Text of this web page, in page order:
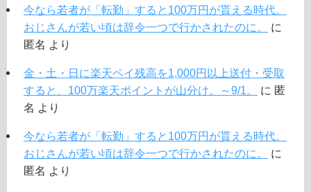
今なら若者が「転勤」すると100万円が貰える時代。
おじさんが若い頃は辞令一つで行かされたのに。
に
匿名 より
金・土・日に楽天ペイ残高を1,000円以上送付・受取
すると、100万楽天ポイントが山分け。～9/1。
に 匿
名 より
今なら若者が「転勤」すると100万円が貰える時代。
おじさんが若い頃は辞令一つで行かされたのに。
に
匿名 より